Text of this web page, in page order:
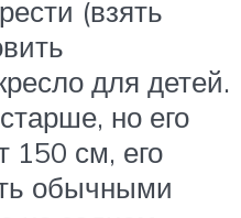
(взять
для детей.
но его
150 см, его
обычными